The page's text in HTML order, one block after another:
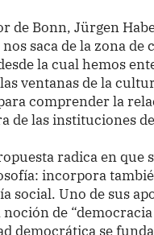
de Bonn, Jürgen
saca de la zona
la cual hemos
ventanas de la
comprender la
de las instituciones
radica en
incorpora
social. Uno de sus
de
democrática se